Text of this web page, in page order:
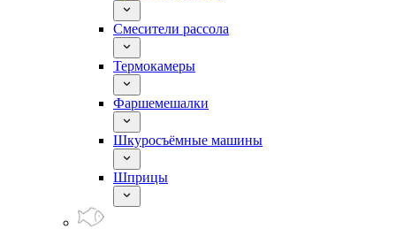
Смесители рассола
Термокамеры
Фаршемешалки
Шкуросъёмные машины
Шприцы